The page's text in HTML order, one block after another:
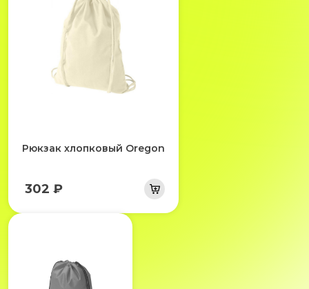
Рюкзак хлопковый Oregon
302 ₽